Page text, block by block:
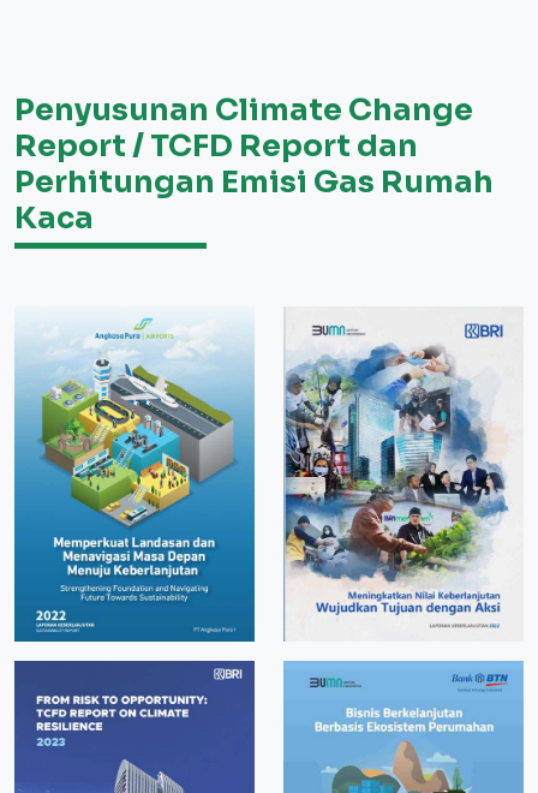
Penyusunan Climate Change
Report / TCFD Report dan
Perhitungan Emisi Gas Rumah
Kaca